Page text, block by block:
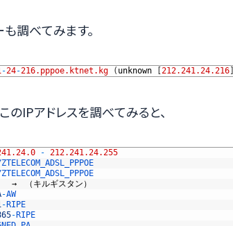
調べてみます。
-24-216.pppoe.ktnet.kg ( unknown [212.241.24.216]
IPアドレスを調べてみると、
-
212.241.24.255
（キルギスタン）
-AW
-RIPE
-RIPE